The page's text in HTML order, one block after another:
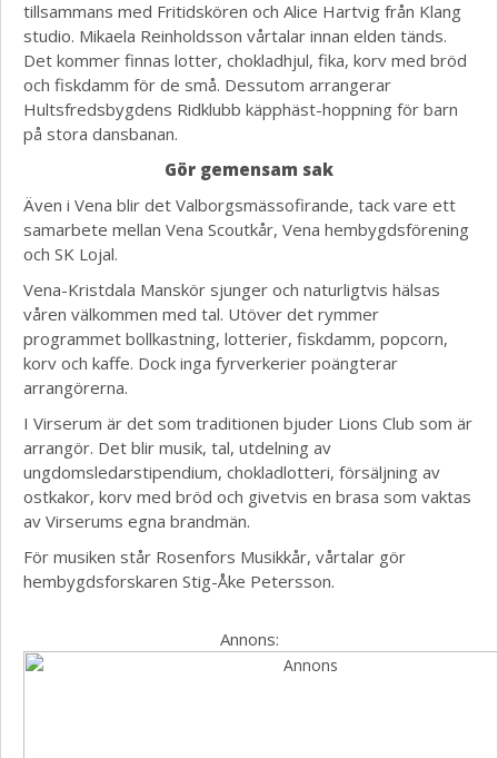
tillsammans med Fritidskören och Alice Hartvig från Klang
studio. Mikaela Reinholdsson vårtalar innan elden tänds.
Det kommer finnas lotter, chokladhjul, fika, korv med bröd
och fiskdamm för de små. Dessutom arrangerar
Hultsfredsbygdens Ridklubb käpphäst-hoppning för barn
på stora dansbanan.
Gör gemensam sak
Även i Vena blir det Valborgsmässofirande, tack vare ett
samarbete mellan Vena Scoutkår, Vena hembygdsförening
och SK Lojal.
Vena-Kristdala Manskör sjunger och naturligtvis hälsas
våren välkommen med tal. Utöver det rymmer
programmet bollkastning, lotterier, fiskdamm, popcorn,
korv och kaffe. Dock inga fyrverkerier poängterar
arrangörerna.
I Virserum är det som traditionen bjuder Lions Club som är
arrangör. Det blir musik, tal, utdelning av
ungdomsledarstipendium, chokladlotteri, försäljning av
ostkakor, korv med bröd och givetvis en brasa som vaktas
av Virserums egna brandmän.
För musiken står Rosenfors Musikkår, vårtalar gör
hembygdsforskaren Stig-Åke Petersson.
Annons: